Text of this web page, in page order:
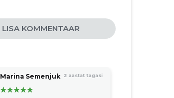
LISA KOMMENTAAR
Marina Semenjuk 2 aastat tagasi